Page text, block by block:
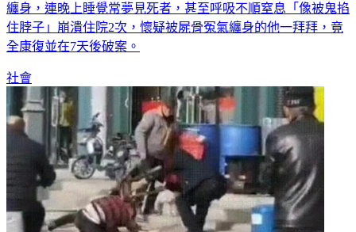
纏身，連晚上睡覺常夢見死者，甚至呼吸不順窒息「像被鬼掐
住脖子」崩潰住院2次，懷疑被屍骨冤氣纏身的他一拜拜，竟
全康復並在7天後破案。
社會